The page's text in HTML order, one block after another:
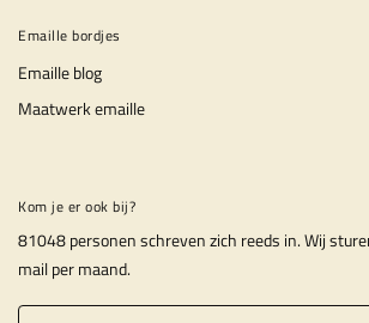
Emaille bordjes
Emaille blog
Maatwerk emaille
Kom je er ook bij?
81048 personen schreven zich reeds in. Wij
mail per maand.